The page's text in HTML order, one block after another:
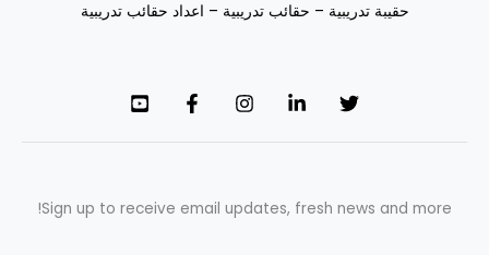
حقيبة تدريبية – حقائب تدريبية – اعداد حقائب تدريبية
Sign up to receive email updates, fresh news and more!